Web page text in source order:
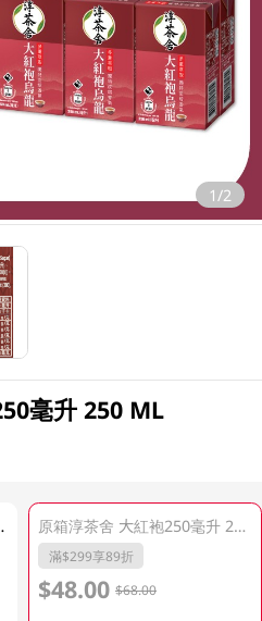
1/2
毫升 250 ML
250ML 原箱淳茶舍 大紅袍250毫升 250 ML
滿$299享89折
$48.00 $68.00